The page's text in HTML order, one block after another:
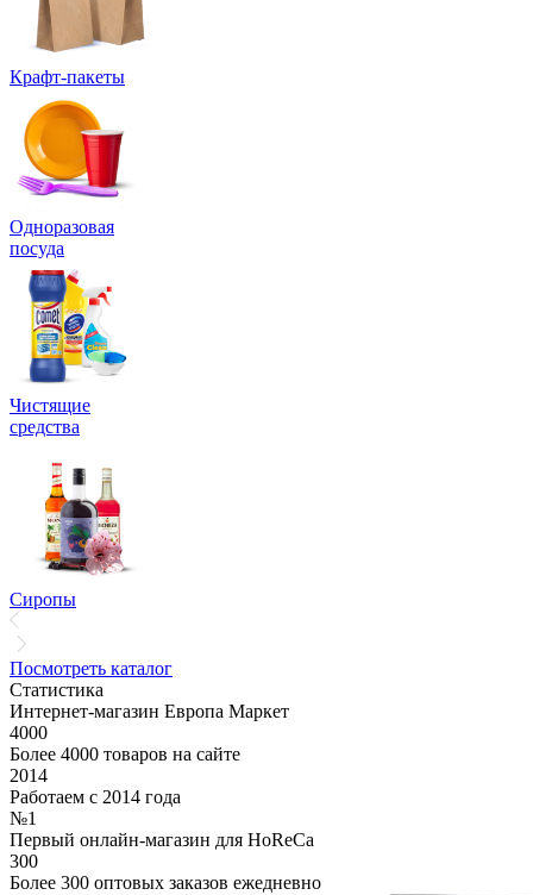
Крафт-пакеты
Одноразовая
посуда
Чистящие
средства
Сиропы
Посмотреть каталог
Статистика
Интернет-магазин Европа Маркет
4000
Более 4000 товаров на сайте
2014
Работаем с 2014 года
№1
Первый онлайн-магазин для HoReCa
300
Более 300 оптовых заказов ежедневно